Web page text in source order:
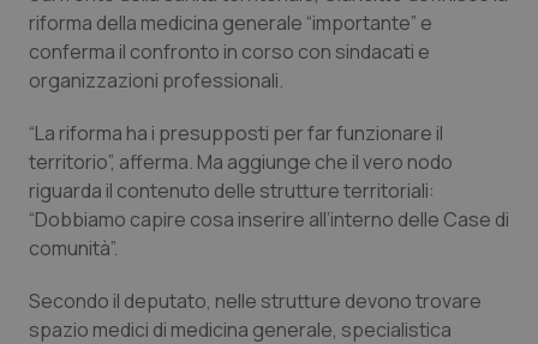
riforma della medicina generale “importante” e
conferma il confronto in corso con sindacati e
organizzazioni professionali.
“La riforma ha i presupposti per far funzionare il
territorio”, afferma. Ma aggiunge che il vero nodo
riguarda il contenuto delle strutture territoriali:
“Dobbiamo capire cosa inserire all’interno delle Case di
comunità”.
Secondo il deputato, nelle strutture devono trovare
spazio medici di medicina generale, specialistica